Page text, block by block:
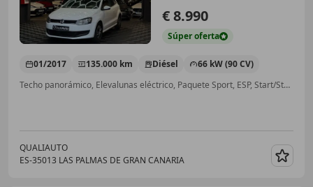
€ 8.990
Súperoferta
01/2017 135.000 km Diésel
66 kW (90 CV)
Techo panorámico, Elevalunas eléctrico, Paquete Sport, ESP, Start/Stop automático, Isofix
QUALIAUTO
ES-35013 LAS PALMAS DE GRAN CANARIA